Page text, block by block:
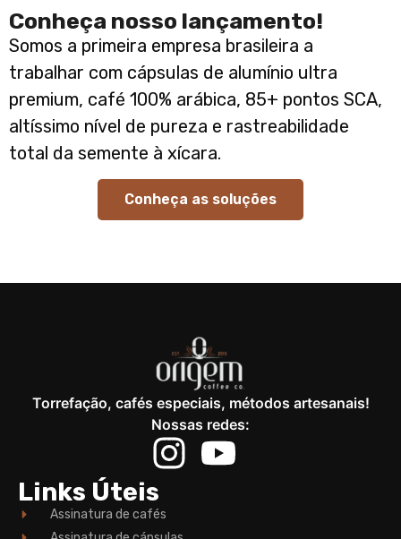
Conheça nosso lançamento!
Somos a primeira empresa brasileira a
trabalhar com cápsulas de alumínio ultra
premium, café 100% arábica, 85+ pontos SCA,
altíssimo nível de pureza e rastreabilidade
total da semente à xícara.
Conheça as soluções
Torrefação, cafés especiais, métodos artesanais!
Nossas redes:
Links Úteis
Assinatura de cafés